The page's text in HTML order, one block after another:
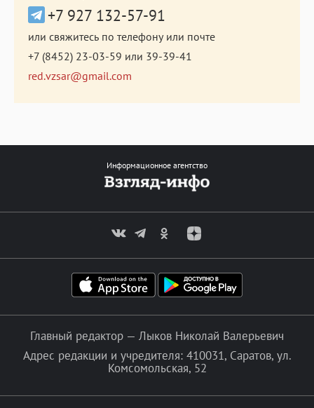
+7 927 132-57-91
или свяжитесь по телефону или почте
+7 (8452) 23-03-59 или 39-39-41
red.vzsar@gmail.com
Информационное агентство
Главный редактор — Лыков Николай Валерьевич
Адрес редакции и учредителя: 410031, Саратов, ул.
Комсомольская, 52